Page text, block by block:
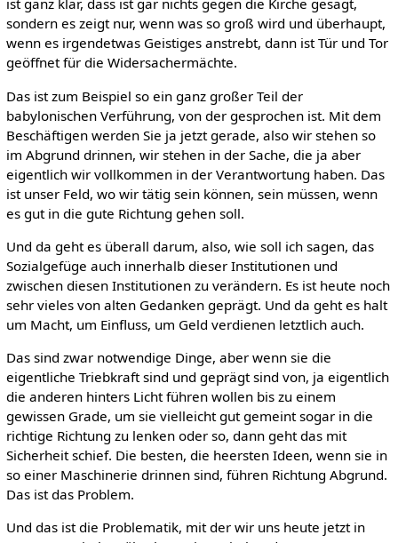
ist ganz klar, dass ist gar nichts gegen die Kirche gesagt,
sondern es zeigt nur, wenn was so groß wird und überhaupt,
wenn es irgendetwas Geistiges anstrebt, dann ist Tür und Tor
geöffnet für die Widersachermächte.
Das ist zum Beispiel so ein ganz großer Teil der
babylonischen Verführung, von der gesprochen ist. Mit dem
Beschäftigen werden Sie ja jetzt gerade, also wir stehen so
im Abgrund drinnen, wir stehen in der Sache, die ja aber
eigentlich wir vollkommen in der Verantwortung haben. Das
ist unser Feld, wo wir tätig sein können, sein müssen, wenn
es gut in die gute Richtung gehen soll.
Und da geht es überall darum, also, wie soll ich sagen, das
Sozialgefüge auch innerhalb dieser Institutionen und
zwischen diesen Institutionen zu verändern. Es ist heute noch
sehr vieles von alten Gedanken geprägt. Und da geht es halt
um Macht, um Einfluss, um Geld verdienen letztlich auch.
Das sind zwar notwendige Dinge, aber wenn sie die
eigentliche Triebkraft sind und geprägt sind von, ja eigentlich
die anderen hinters Licht führen wollen bis zu einem
gewissen Grade, um sie vielleicht gut gemeint sogar in die
richtige Richtung zu lenken oder so, dann geht das mit
Sicherheit schief. Die besten, die heersten Ideen, wenn sie in
so einer Maschinerie drinnen sind, führen Richtung Abgrund.
Das ist das Problem.
Und das ist die Problematik, mit der wir uns heute jetzt in